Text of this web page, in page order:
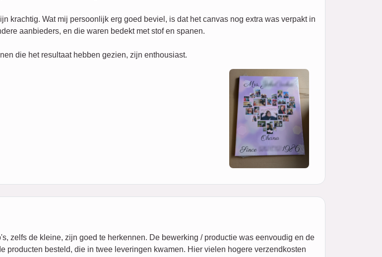
krachtig. Wat mij persoonlijk erg goed beviel, is dat het canvas nog extra was verpakt in
aanbieders, en die waren bedekt met stof en spanen.
die het resultaat hebben gezien, zijn enthousiast.
zelfs de kleine, zijn goed te herkennen. De bewerking / productie was eenvoudig en de
producten besteld, die in twee leveringen kwamen. Hier vielen hogere verzendkosten